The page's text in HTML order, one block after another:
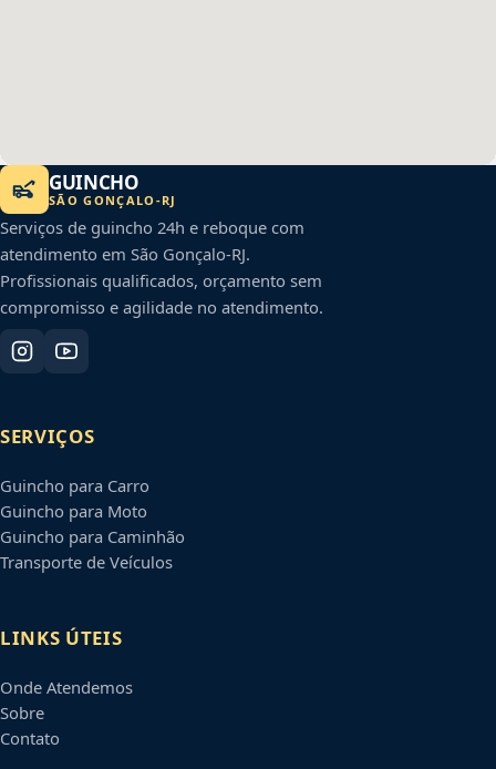
GUINCHO
SÃO GONÇALO -RJ
Serviços de guincho 24h e reboque com
atendimento em São Gonçalo-RJ.
Profissionais qualificados, orçamento sem
compromisso e agilidade no atendimento.
SERVIÇOS
Guincho para Carro
Guincho para Moto
Guincho para Caminhão
Transporte de Veículos
LINKS ÚTEIS
Onde Atendemos
Sobre
Contato